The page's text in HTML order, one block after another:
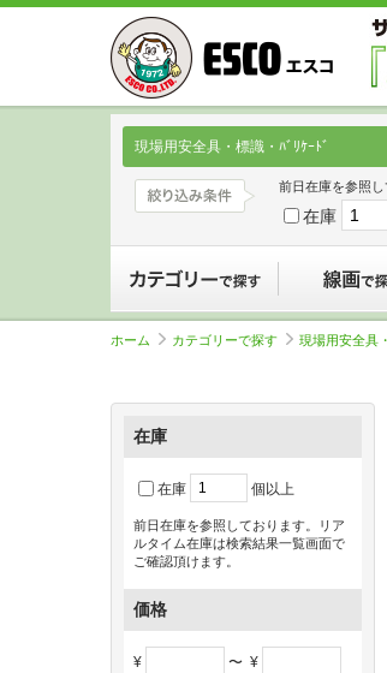
現場用安全具・標識・ﾊﾞﾘｹｰﾄﾞ
前日在庫を参照
在庫
ホーム カテゴリーで探す 現場用安全具
在庫
在庫 個以上
前日在庫を参照しております。リア
ルタイム在庫は検索結果一覧画面で
ご確認頂けます。
価格
¥ 〜 ¥